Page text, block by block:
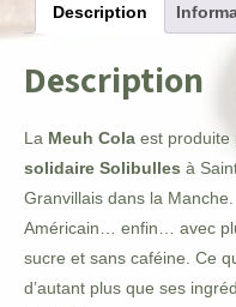
Description
Description
La Meuh Cola est produite
solidaire Solibulles à
Granvillais dans la
Américain… enfin… avec
sucre et sans caféine. Ce
d’autant plus que ses